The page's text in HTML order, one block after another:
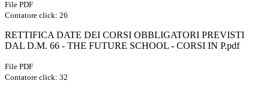
File PDF
Contatore click: 26
RETTIFICA DATE DEI CORSI OBBLIGATORI PREVISTI
DAL D.M. 66 - THE FUTURE SCHOOL - CORSI IN P.pdf
File PDF
Contatore click: 32